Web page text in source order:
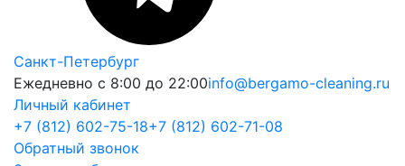
Санкт-Петербург
Ежедневно с 8:00 до 22:00info@bergamo-cleaning.ru
Личный кабинет
+7 (812) 602-75-18+7 (812) 602-71-08
Обратный звонок